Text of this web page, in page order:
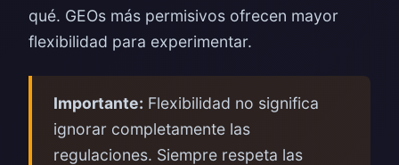
qué. GEOs más permisivos ofrecen mayor
flexibilidad para experimentar.
Importante: Flexibilidad no significa
ignorar completamente las
regulaciones. Siempre respeta las